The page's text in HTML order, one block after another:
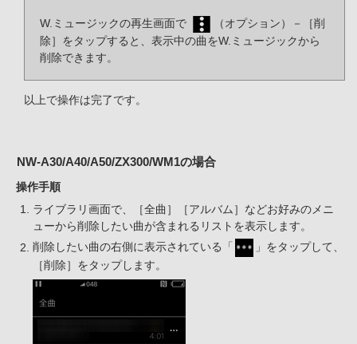
W.ミュージックの再生画面で
（オプション）－［削
除］をタップすると、表示中の曲をW.ミュージックから
削除できます。
以上で操作は完了です。
NW-A30/A40/A50/ZX300/WM1の場合
操作手順
ライブラリ画面で、［全曲］［アルバム］などお好みのメニ
ューから削除したい曲が含まれるリストを表示します。
削除したい曲の右側に表示されている「
」をタップして、
［削除］をタップします。